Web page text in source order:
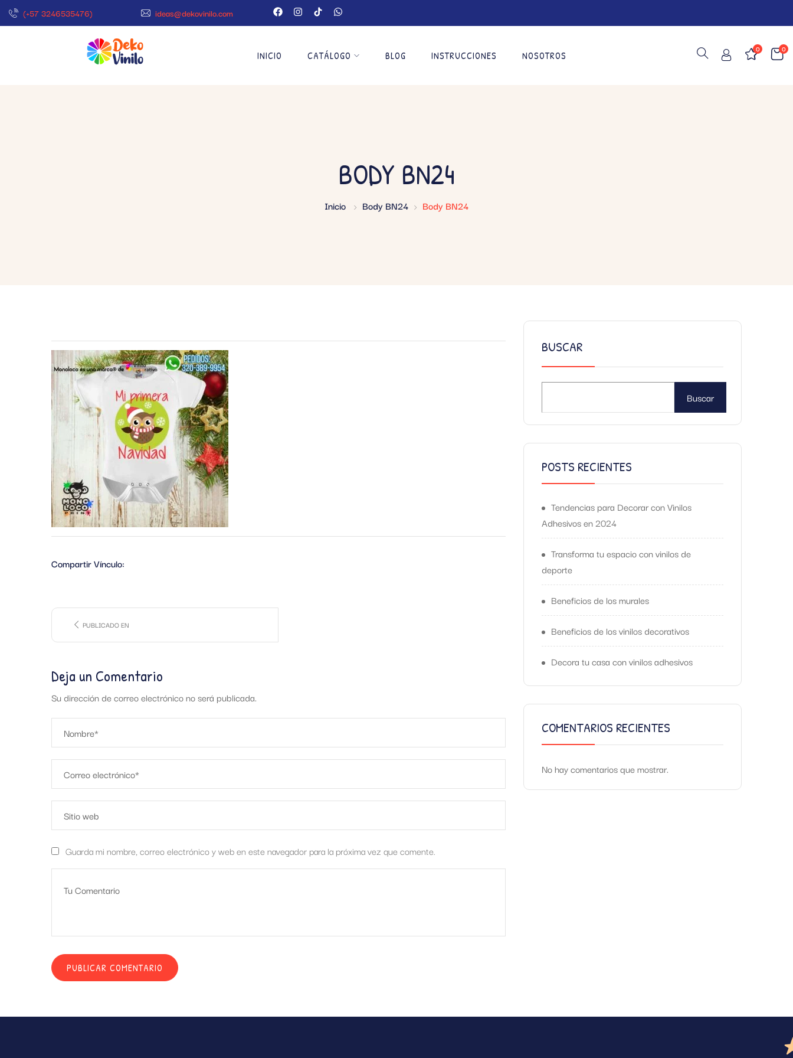
(+57 3246535476) ideas@dekovinilo.com
INICIO CATÁLOGO BLOG INSTRUCCIONES NOSOTROS
0
0
BODY BN24
Inicio Body BN24 Body BN24
Compartir Vínculo:
PUBLICADO EN
Deja un Comentario
Su dirección de correo electrónico no será publicada.
Guarda mi nombre, correo electrónico y web en este navegador para la próxima vez que comente.
BUSCAR
Buscar
POSTS RECIENTES
Tendencias para Decorar con Vinilos
Adhesivos en 2024
Transforma tu espacio con vinilos de
deporte
Beneficios de los murales
Beneficios de los vinilos decorativos
Decora tu casa con vinilos adhesivos
COMENTARIOS RECIENTES
No hay comentarios que mostrar.